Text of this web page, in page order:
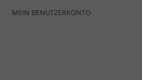
MEIN BENUTZERKONTO